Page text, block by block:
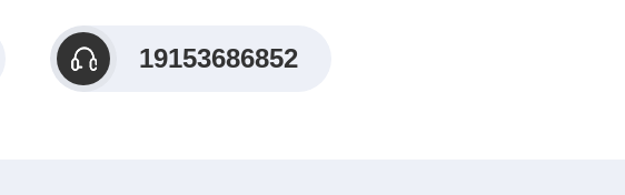
19153686852